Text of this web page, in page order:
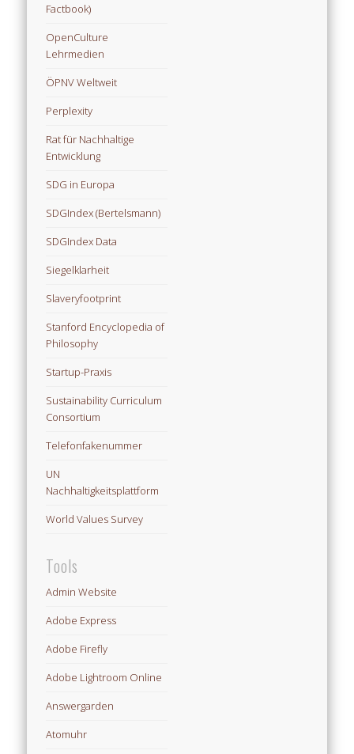
Factbook)
OpenCulture
Lehrmedien
ÖPNV Weltweit
Perplexity
Rat für Nachhaltige
Entwicklung
SDG in Europa
SDGIndex (Bertelsmann)
SDGIndex Data
Siegelklarheit
Slaveryfootprint
Stanford Encyclopedia of
Philosophy
Startup-Praxis
Sustainability Curriculum
Consortium
Telefonfakenummer
UN
Nachhaltigkeitsplattform
World Values Survey
Tools
Admin Website
Adobe Express
Adobe Firefly
Adobe Lightroom Online
Answergarden
Atomuhr